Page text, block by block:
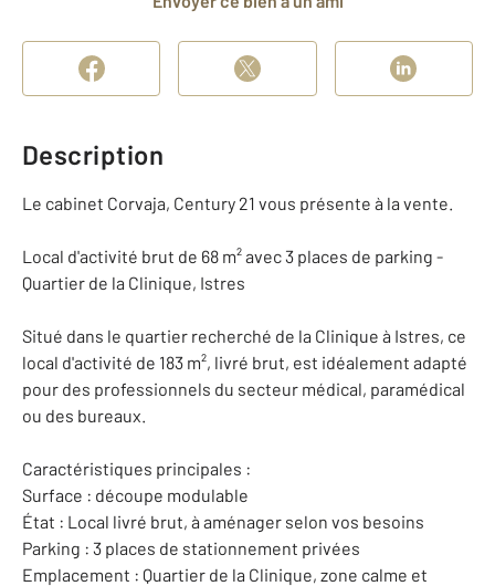
Description
Le cabinet Corvaja, Century 21 vous présente à la vente.
Local d'activité brut de 68 m² avec 3 places de parking -
Quartier de la Clinique, Istres
Situé dans le quartier recherché de la Clinique à Istres, ce
local d'activité de 183 m², livré brut, est idéalement adapté
pour des professionnels du secteur médical, paramédical
ou des bureaux.
Caractéristiques principales :
Surface : découpe modulable
État : Local livré brut, à aménager selon vos besoins
Parking : 3 places de stationnement privées
Emplacement : Quartier de la Clinique, zone calme et